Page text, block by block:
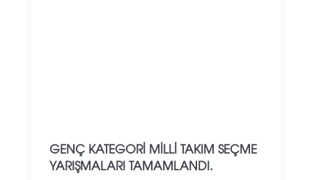
GENÇ KATEGORI MILLI TAKIM SEÇME
YARIŞMALARI TAMAMLANDI.